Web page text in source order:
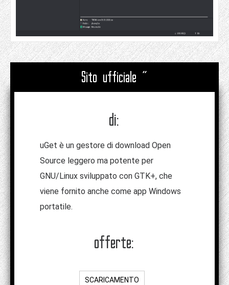
Sito ufficiale "
di:
uGet è un gestore di download Open
Source leggero ma potente per
GNU/Linux sviluppato con GTK+, che
viene fornito anche come app Windows
portatile.
offerte:
SCARICAMENTO